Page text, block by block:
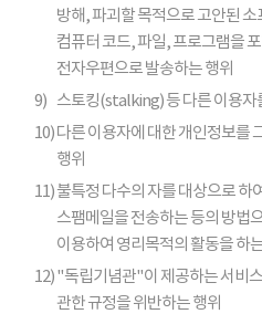
방해, 파괴할 목적으로 고안된
컴퓨터 코드, 파일, 프로그램을
전자우편으로 발송하는 행위
9) 스토킹(stalking) 등 다른 이용자
10)다른 이용자에 대한 개인정보를
행위
11)불특정 다수의 자를 대상으로 하
스팸메일을 전송하는 등의 방법
이용하여 영리목적의 활동을 하
12)"독립기념관"이 제공하는 서비
관한 규정을 위반하는 행위